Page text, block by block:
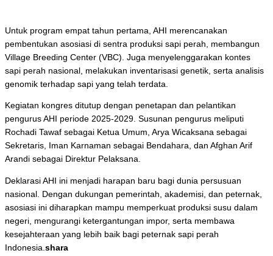
Untuk program empat tahun pertama, AHI merencanakan
pembentukan asosiasi di sentra produksi sapi perah, membangun
Village Breeding Center (VBC). Juga menyelenggarakan kontes
sapi perah nasional, melakukan inventarisasi genetik, serta analisis
genomik terhadap sapi yang telah terdata.
Kegiatan kongres ditutup dengan penetapan dan pelantikan
pengurus AHI periode 2025-2029. Susunan pengurus meliputi
Rochadi Tawaf sebagai Ketua Umum, Arya Wicaksana sebagai
Sekretaris, Iman Karnaman sebagai Bendahara, dan Afghan Arif
Arandi sebagai Direktur Pelaksana.
Deklarasi AHI ini menjadi harapan baru bagi dunia persusuan
nasional. Dengan dukungan pemerintah, akademisi, dan peternak,
asosiasi ini diharapkan mampu memperkuat produksi susu dalam
negeri, mengurangi ketergantungan impor, serta membawa
kesejahteraan yang lebih baik bagi peternak sapi perah
Indonesia. shara